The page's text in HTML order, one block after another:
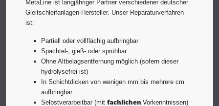
MetaLine ist langjähriger Partner verschiedener deutscher
Gleitschleifanlagen-Hersteller. Unser Reparaturverfahren
ist:
Partiell oder vollflächig aufbringbar
Spachtel-, gieß- oder sprühbar
Ohne Altbelagsentfernung möglich (sofern dieser
hydrolysefrei ist)
In Schichtdicken von wenigen mm bis mehrere cm
aufbringbar
Selbstverarbeitbar (mit fachlichen Vorkenntnissen)